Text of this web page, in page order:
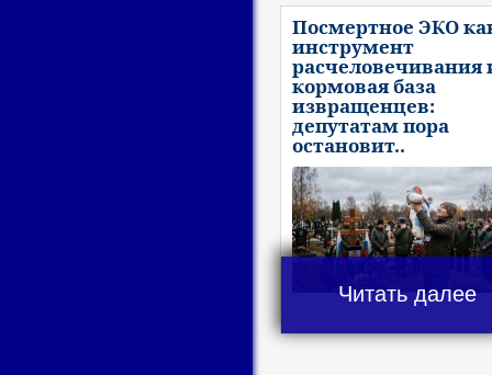
Посмертное ЭКО
инструмент
расчеловечивания
кормовая база
извращенцев:
депутатам пора
остановит..
Читать далее